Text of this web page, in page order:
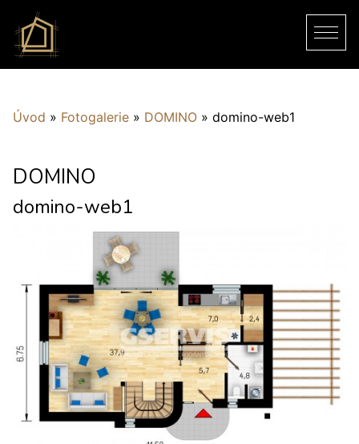
Úvod » Fotogalerie » DOMINO » domino-web1
DOMINO
domino-web1